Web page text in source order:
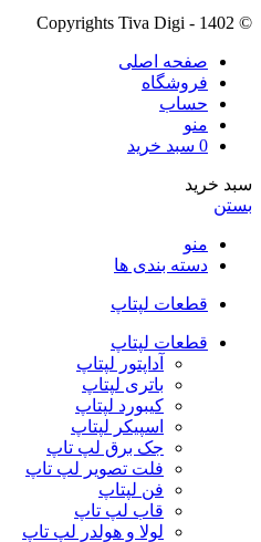
© Copyrights Tiva Digi - 1402
صفحه اصلی
فروشگاه
حساب
منو
0 سبد خرید
سبد خرید
بستن
منو
دسته بندی ها
قطعات لپتاپ
قطعات لپتاپ
آداپتور لپتاپ
باتری لپتاپ
کیبورد لپتاپ
اسپیکر لپتاپ
جک برق لپ تاپ
فلت تصویر لپ تاپ
فن لپتاپ
قاب لپ تاپ
لولا و هولدر لپ تاپ